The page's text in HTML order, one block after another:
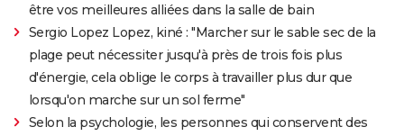
être vos meilleures alliées dans la salle de bain
Sergio Lopez Lopez, kiné : "Marcher sur le sable sec de la
plage peut nécessiter jusqu'à près de trois fois plus
d'énergie, cela oblige le corps à travailler plus dur que
lorsqu'on marche sur un sol ferme"
Selon la psychologie, les personnes qui conservent des